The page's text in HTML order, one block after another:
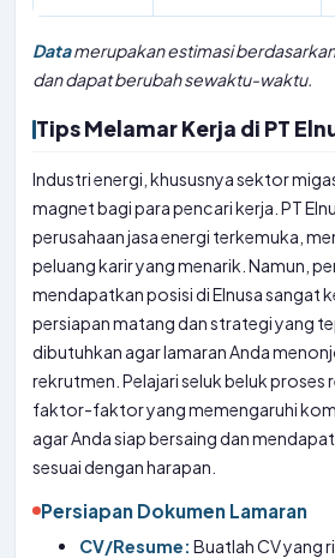
Datamerupakan estimasi
dan dapat berubah sewaktu-waktu.
Tips Melamar Kerja di PT
Industri energi, khususnya sektor
magnet bagi para pencari kerja. PT
perusahaan jasa energi terkemuka,
peluang karir yang menarik. Namun,
mendapatkan posisi di Elnusa sangat
persiapan matang dan strategi yang
dibutuhkan agar lamaran Anda
rekrutmen. Pelajari seluk beluk proses
faktor-faktor yang memengaruhi
agar Anda siap bersaing dan
sesuai dengan harapan.
Persiapan Dokumen Lamaran
CV/Resume: Buatlah CV yang